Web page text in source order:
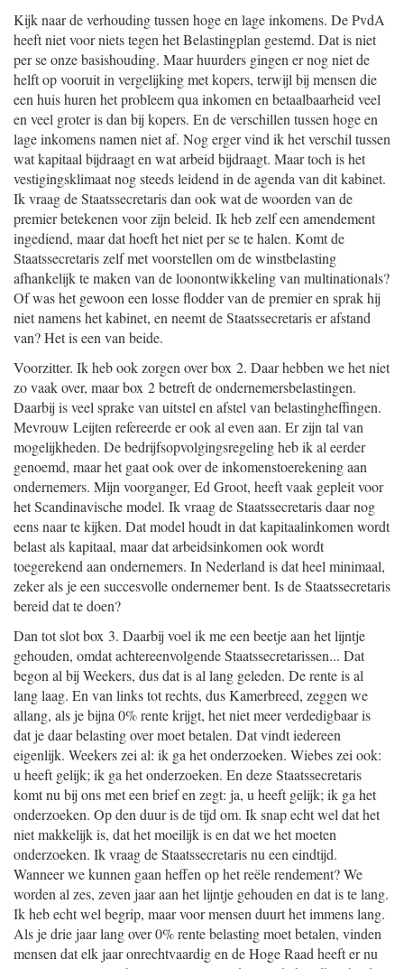
Kijk naar de verhouding tussen hoge en lage inkomens. De PvdA
heeft niet voor niets tegen het Belastingplan gestemd. Dat is niet
per se onze basishouding. Maar huurders gingen er nog niet de
helft op vooruit in vergelijking met kopers, terwijl bij mensen die
een huis huren het probleem qua inkomen en betaalbaarheid veel
en veel groter is dan bij kopers. En de verschillen tussen hoge en
lage inkomens namen niet af. Nog erger vind ik het verschil tussen
wat kapitaal bijdraagt en wat arbeid bijdraagt. Maar toch is het
vestigingsklimaat nog steeds leidend in de agenda van dit kabinet.
Ik vraag de Staatssecretaris dan ook wat de woorden van de
premier betekenen voor zijn beleid. Ik heb zelf een amendement
ingediend, maar dat hoeft het niet per se te halen. Komt de
Staatssecretaris zelf met voorstellen om de winstbelasting
afhankelijk te maken van de loonontwikkeling van multinationals?
Of was het gewoon een losse flodder van de premier en sprak hij
niet namens het kabinet, en neemt de Staatssecretaris er afstand
van? Het is een van beide.
Voorzitter. Ik heb ook zorgen over box 2. Daar hebben we het niet
zo vaak over, maar box 2 betreft de ondernemersbelastingen.
Daarbij is veel sprake van uitstel en afstel van belastingheffingen.
Mevrouw Leijten refereerde er ook al even aan. Er zijn tal van
mogelijkheden. De bedrijfsopvolgingsregeling heb ik al eerder
genoemd, maar het gaat ook over de inkomenstoerekening aan
ondernemers. Mijn voorganger, Ed Groot, heeft vaak gepleit voor
het Scandinavische model. Ik vraag de Staatssecretaris daar nog
eens naar te kijken. Dat model houdt in dat kapitaalinkomen wordt
belast als kapitaal, maar dat arbeidsinkomen ook wordt
toegerekend aan ondernemers. In Nederland is dat heel minimaal,
zeker als je een succesvolle ondernemer bent. Is de Staatssecretaris
bereid dat te doen?
Dan tot slot box 3. Daarbij voel ik me een beetje aan het lijntje
gehouden, omdat achtereenvolgende Staatssecretarissen... Dat
begon al bij Weekers, dus dat is al lang geleden. De rente is al
lang laag. En van links tot rechts, dus Kamerbreed, zeggen we
allang, als je bijna 0% rente krijgt, het niet meer verdedigbaar is
dat je daar belasting over moet betalen. Dat vindt iedereen
eigenlijk. Weekers zei al: ik ga het onderzoeken. Wiebes zei ook:
u heeft gelijk; ik ga het onderzoeken. En deze Staatssecretaris
komt nu bij ons met een brief en zegt: ja, u heeft gelijk; ik ga het
onderzoeken. Op den duur is de tijd om. Ik snap echt wel dat het
niet makkelijk is, dat het moeilijk is en dat we het moeten
onderzoeken. Ik vraag de Staatssecretaris nu een eindtijd.
Wanneer we kunnen gaan heffen op het reële rendement? We
worden al zes, zeven jaar aan het lijntje gehouden en dat is te lang.
Ik heb echt wel begrip, maar voor mensen duurt het immens lang.
Als je drie jaar lang over 0% rente belasting moet betalen, vinden
mensen dat elk jaar onrechtvaardig en de Hoge Raad heeft er nu